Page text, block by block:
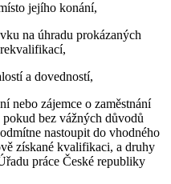
jejího konání,
na úhradu prokázaných
a dovedností,
nebo zájemce o zaměstnání
bez vážných důvodů
nastoupit do vhodného
získané kvalifikaci, a druhy
práce České republiky